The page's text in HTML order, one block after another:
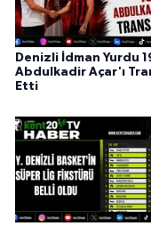
Denizli İdman Yurdu
Abdulkadir Açar'ı
Etti